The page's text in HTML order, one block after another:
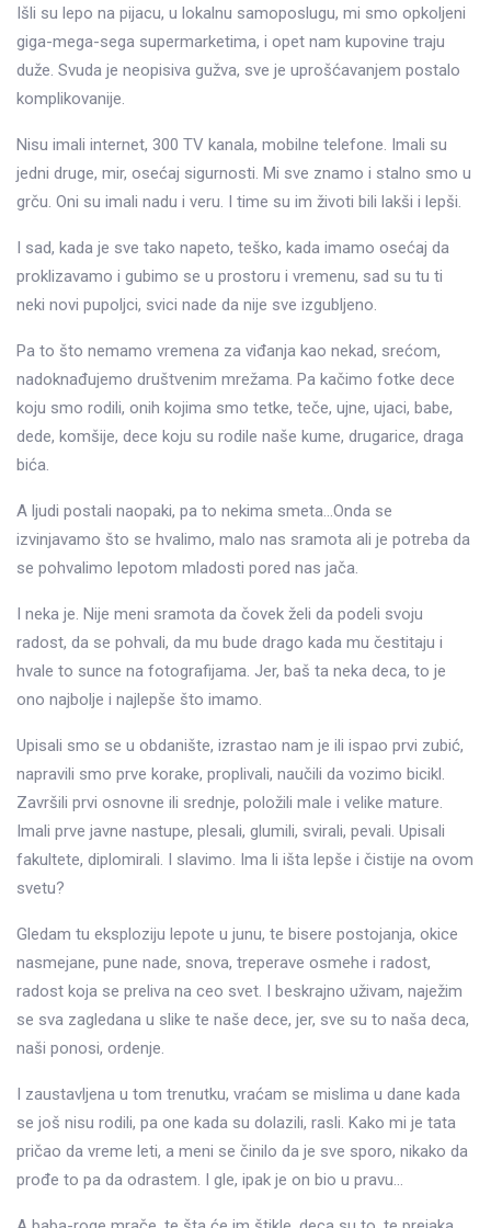
Išli su lepo na pijacu, u lokalnu samoposlugu, mi smo opkoljeni
giga-mega-sega supermarketima, i opet nam kupovine traju
duže. Svuda je neopisiva gužva, sve je uprošćavanjem postalo
komplikovanije.
Nisu imali internet, 300 TV kanala, mobilne telefone. Imali su
jedni druge, mir, osećaj sigurnosti. Mi sve znamo i stalno smo u
grču. Oni su imali nadu i veru. I time su im životi bili lakši i lepši.
I sad, kada je sve tako napeto, teško, kada imamo osećaj da
proklizavamo i gubimo se u prostoru i vremenu, sad su tu ti
neki novi pupoljci, svici nade da nije sve izgubljeno.
Pa to što nemamo vremena za viđanja kao nekad, srećom,
nadoknađujemo društvenim mrežama. Pa kačimo fotke dece
koju smo rodili, onih kojima smo tetke, teče, ujne, ujaci, babe,
dede, komšije, dece koju su rodile naše kume, drugarice, draga
bića.
A ljudi postali naopaki, pa to nekima smeta…Onda se
izvinjavamo što se hvalimo, malo nas sramota ali je potreba da
se pohvalimo lepotom mladosti pored nas jača.
I neka je. Nije meni sramota da čovek želi da podeli svoju
radost, da se pohvali, da mu bude drago kada mu čestitaju i
hvale to sunce na fotografijama. Jer, baš ta neka deca, to je
ono najbolje i najlepše što imamo.
Upisali smo se u obdanište, izrastao nam je ili ispao prvi zubić,
napravili smo prve korake, proplivali, naučili da vozimo bicikl.
Završili prvi osnovne ili srednje, položili male i velike mature.
Imali prve javne nastupe, plesali, glumili, svirali, pevali. Upisali
fakultete, diplomirali. I slavimo. Ima li išta lepše i čistije na ovom
svetu?
Gledam tu eksploziju lepote u junu, te bisere postojanja, okice
nasmejane, pune nade, snova, treperave osmehe i radost,
radost koja se preliva na ceo svet. I beskrajno uživam, naježim
se sva zagledana u slike te naše dece, jer, sve su to naša deca,
naši ponosi, ordenje.
I zaustavljena u tom trenutku, vraćam se mislima u dane kada
se još nisu rodili, pa one kada su dolazili, rasli. Kako mi je tata
pričao da vreme leti, a meni se činilo da je sve sporo, nikako da
prođe to pa da odrastem. I gle, ipak je on bio u pravu…